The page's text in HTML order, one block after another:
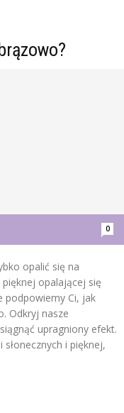
0
opalić się na
opalającej się
podpowiemy Ci, jak
Odkryj nasze
upragniony efekt.
i pięknej,